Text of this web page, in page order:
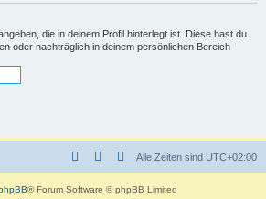
die in deinem Profil hinterlegt ist. Diese hast du
oder nachträglich in deinem persönlichen Bereich
Alle Zeiten sind UTC+02:00
® Forum Software © phpBB Limited